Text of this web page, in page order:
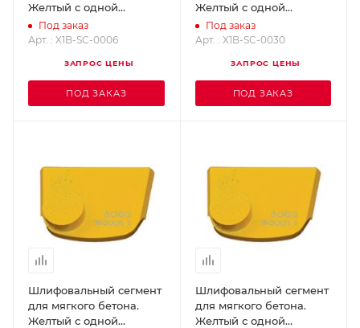
Желтый с одной
кнопкой - Grit 6
SUPERABRASIVE X1B-SC-
Под заказ
Арт. : X1B-SC-0006
ЗАПРОС ЦЕНЫ
ПОД ЗАКАЗ
Желтый с одной
кнопкой - Grit 30
SUPERABRASIVE X1B-SC-
Под заказ
Арт. : X1B-SC-0030
ЗАПРОС ЦЕНЫ
ПОД ЗАКАЗ
Шлифовальный сегмент
для мягкого бетона.
Желтый с одной
Шлифовальный сегмент
для мягкого бетона.
Желтый с одной